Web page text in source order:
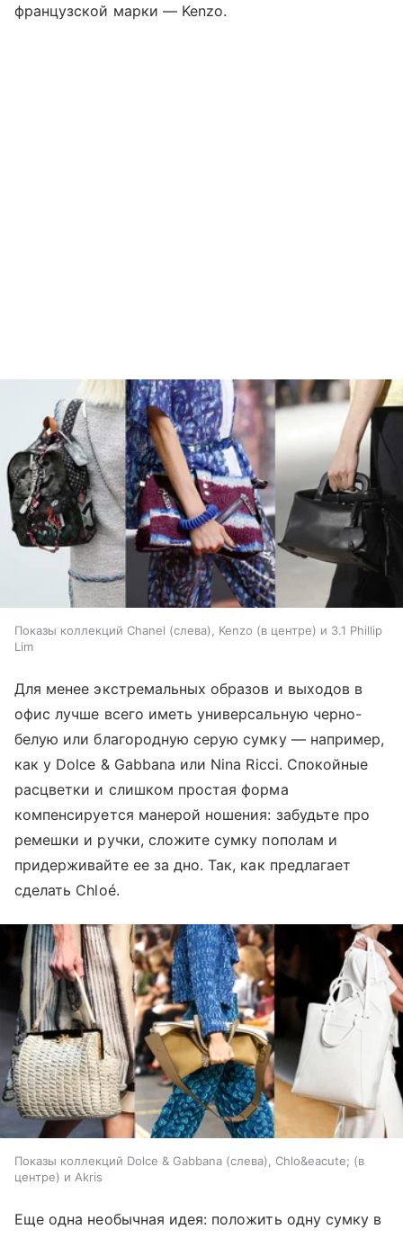
французской марки — Kenzo.
Показы коллекций Chanel (слева), Kenzo (в центре) и 3.1 Phillip
Lim
Для менее экстремальных образов и выходов в
офис лучше всего иметь универсальную черно-
белую или благородную серую сумку — например,
как у Dolce & Gabbana или Nina Ricci. Спокойные
расцветки и слишком простая форма
компенсируется манерой ношения: забудьте про
ремешки и ручки, сложите сумку пополам и
придерживайте ее за дно. Так, как предлагает
сделать Chloé.
Показы коллекций Dolce & Gabbana (слева), Chlo&eacute; (в
центре) и Akris
Еще одна необычная идея: положить одну сумку в